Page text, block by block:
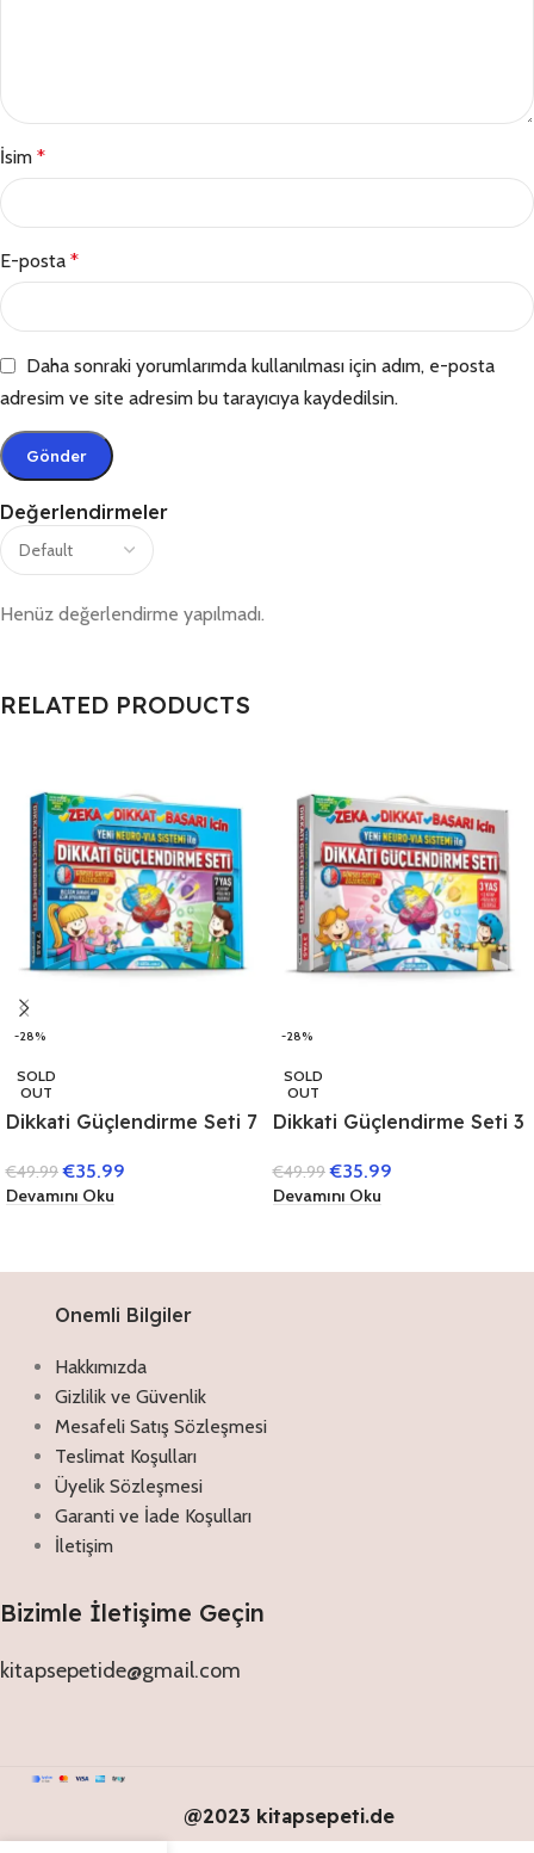
Değerlendirmeler
Henüz değerlendirme yapılmadı.
İsim *
E-posta *
Daha sonraki yorumlarımda kullanılması için adım, e-posta
adresim ve site adresim bu tarayıcıya kaydedilsin.
RELATED PRODUCTS
-28%
SOLD
OUT
Dikkati Güçlendirme Seti 7
€49.99 €35.99
Devamını Oku
-28%
SOLD
OUT
Dikkati Güçlendirme Seti 3
€49.99 €35.99
Devamını Oku
Onemli Bilgiler
Hakkımızda
Gizlilik ve Güvenlik
Mesafeli Satış Sözleşmesi
Teslimat Koşulları
Üyelik Sözleşmesi
Garanti ve İade Koşulları
İletişim
Bizimle İletişime Geçin
kitapsepetide@gmail.com
@2023 kitapsepeti.de